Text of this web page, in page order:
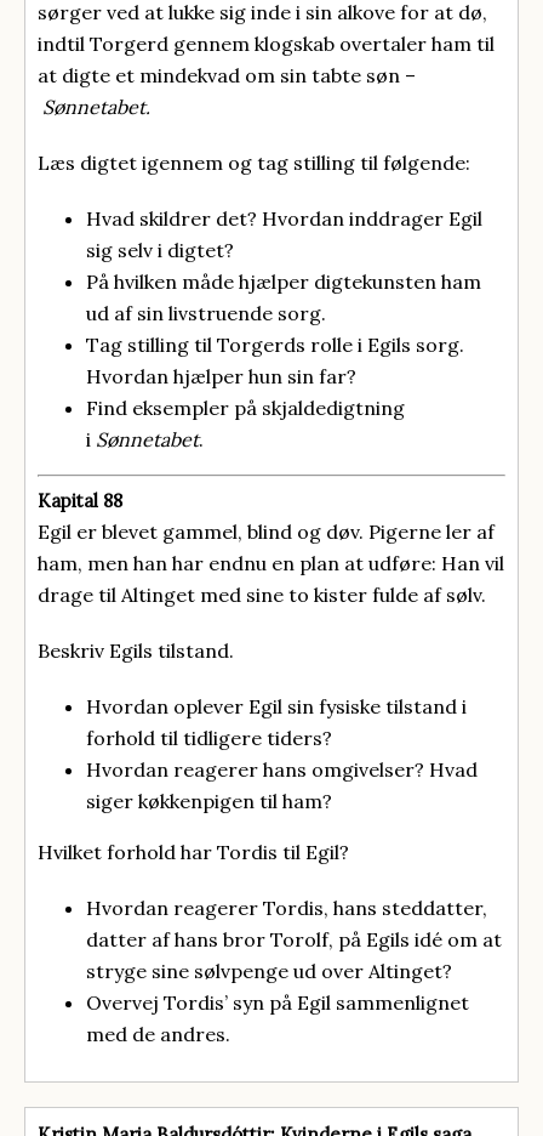
sørger ved at lukke sig inde i sin alkove for at dø,
indtil Torgerd gennem klogskab overtaler ham til
at digte et mindekvad om sin tabte søn –
Sønnetabet.
Læs digtet igennem og tag stilling til følgende:
Hvad skildrer det? Hvordan inddrager Egil
sig selv i digtet?
På hvilken måde hjælper digtekunsten ham
ud af sin livstruende sorg.
Tag stilling til Torgerds rolle i Egils sorg.
Hvordan hjælper hun sin far?
Find eksempler på skjaldedigtning
i Sønnetabet.
Kapital 88
Egil er blevet gammel, blind og døv. Pigerne ler af
ham, men han har endnu en plan at udføre: Han vil
drage til Altinget med sine to kister fulde af sølv.
Beskriv Egils tilstand.
Hvordan oplever Egil sin fysiske tilstand i
forhold til tidligere tiders?
Hvordan reagerer hans omgivelser? Hvad
siger køkkenpigen til ham?
Hvilket forhold har Tordis til Egil?
Hvordan reagerer Tordis, hans steddatter,
datter af hans bror Torolf, på Egils idé om at
stryge sine sølvpenge ud over Altinget?
Overvej Tordis’ syn på Egil sammenlignet
med de andres.